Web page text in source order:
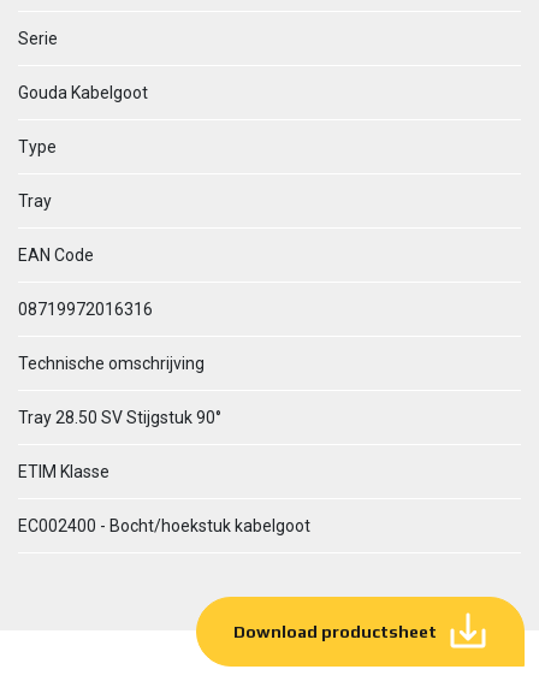
Serie
Gouda Kabelgoot
Type
Tray
EAN Code
08719972016316
Technische omschrijving
Tray 28.50 SV Stijgstuk 90°
ETIM Klasse
EC002400 - Bocht/hoekstuk kabelgoot
Download productsheet